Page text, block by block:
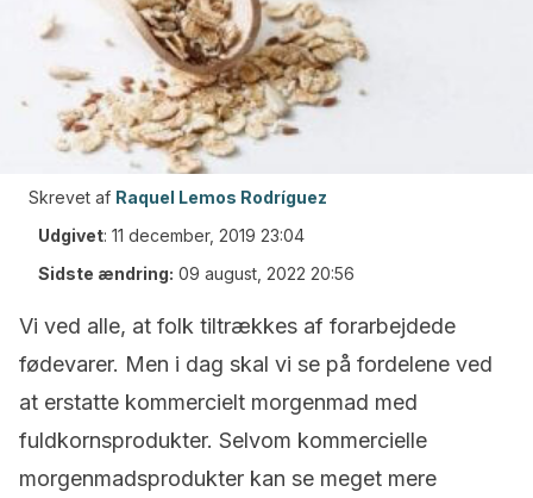
Skrevet af Raquel Lemos Rodríguez
Udgivet: 11 december, 2019 23:04
Sidste ændring: 09 august, 2022 20:56
Vi ved alle, at folk tiltrækkes af forarbejdede
fødevarer. Men i dag skal vi se på fordelene ved
at erstatte kommercielt morgenmad med
fuldkornsprodukter. Selvom kommercielle
morgenmadsprodukter kan se meget mere